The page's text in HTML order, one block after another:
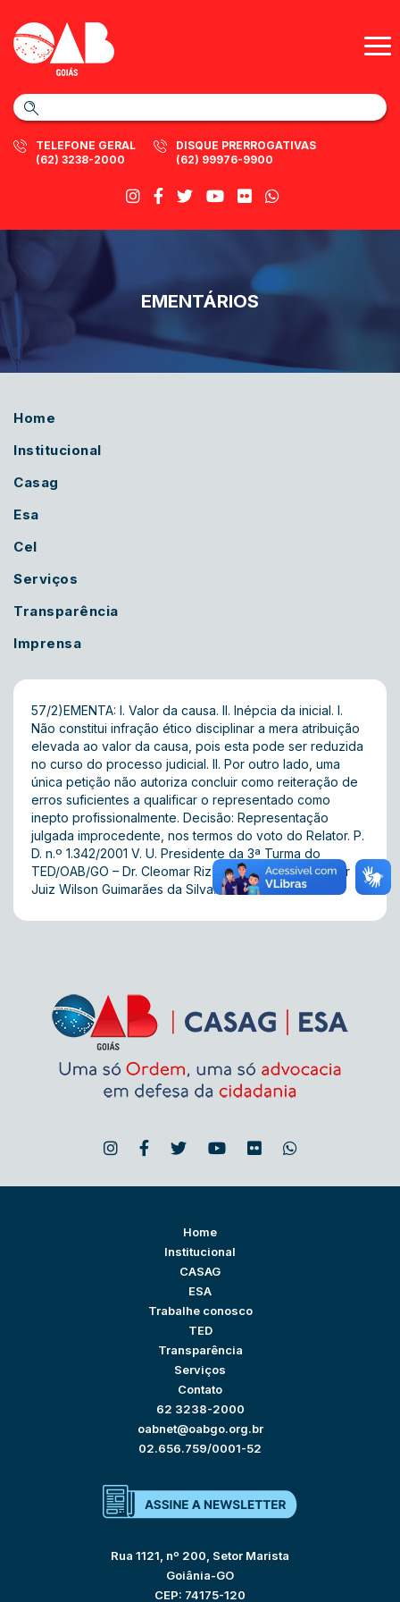
TELEFONE GERAL
(62) 3238-2000
DISQUE PRERROGATIVAS
(62) 99976-9900
EMENTÁRIOS
Home
Institucional
Casag
Esa
Cel
Serviços
Transparência
Imprensa
57/2)EMENTA: I. Valor da causa. II. Inépcia da inicial. I.
Não constitui infração ético disciplinar a mera atribuição
elevada ao valor da causa, pois esta pode ser reduzida
no curso do processo judicial. II. Por outro lado, uma
única petição não autoriza concluir como reiteração de
erros suficientes a qualificar o representado como
inepto profissionalmente. Decisão: Representação
julgada improcedente, nos termos do voto do Relator. P.
D. n.º 1.342/2001 V. U. Presidente da 3ª Turma do
TED/OAB/GO – Dr. Cleomar Rizzo Esselin Filho. Relator 
Juiz Wilson Guimarães da Silva. 28.08.2003.
Home
Institucional
CASAG
ESA
Trabalhe conosco
TED
Transparência
Serviços
Contato
62 3238-2000
oabnet@oabgo.org.br
02.656.759/0001-52
Rua 1121, nº 200, Setor Marista
Goiânia-GO
CEP: 74175-120